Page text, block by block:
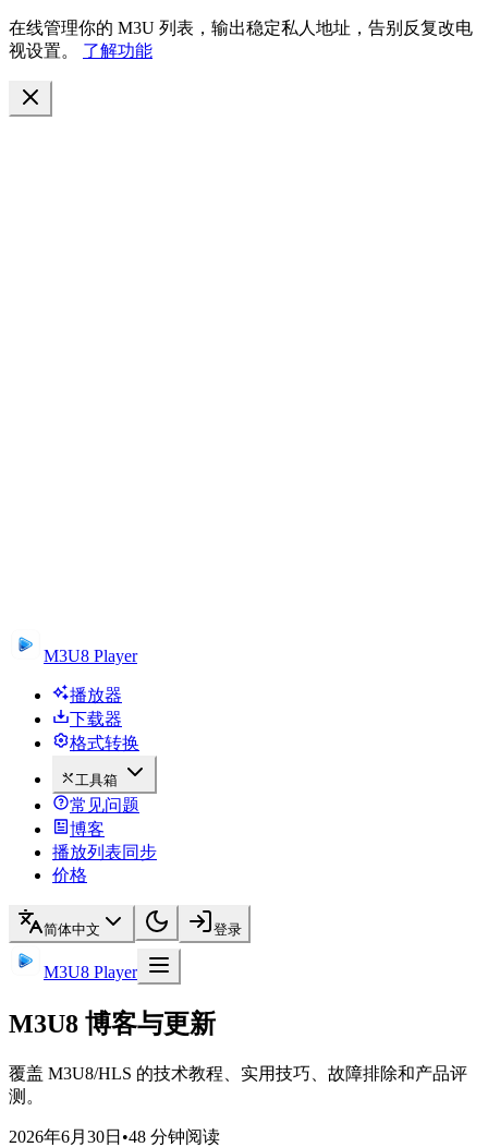
在线管理你的 M3U 列表，输出稳定私人地址，告别反复改电
视设置。
了解功能
M3U8 Player
播放器
下载器
格式转换
工具箱
常见问题
博客
播放列表同步
价格
简体中文 登录
M3U8 Player
M3U8 博客与更新
覆盖 M3U8/HLS 的技术教程、实用技巧、故障排除和产品评
测。
2026年6月30日 •48 分钟阅读